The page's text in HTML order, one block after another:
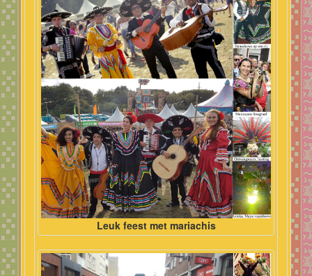
Leuk feest met mariachis